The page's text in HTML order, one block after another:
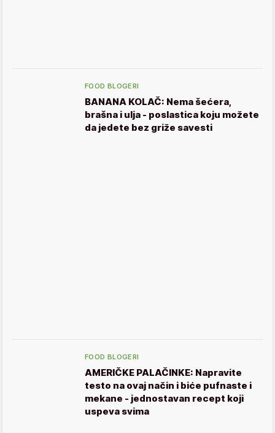
FOOD BLOGERI
BANANA KOLAČ: Nema šećera,
brašna i ulja - poslastica koju možete
da jedete bez griže savesti
FOOD BLOGERI
AMERIČKE PALAČINKE: Napravite
testo na ovaj način i biće pufnaste i
mekane - jednostavan recept koji
uspeva svima